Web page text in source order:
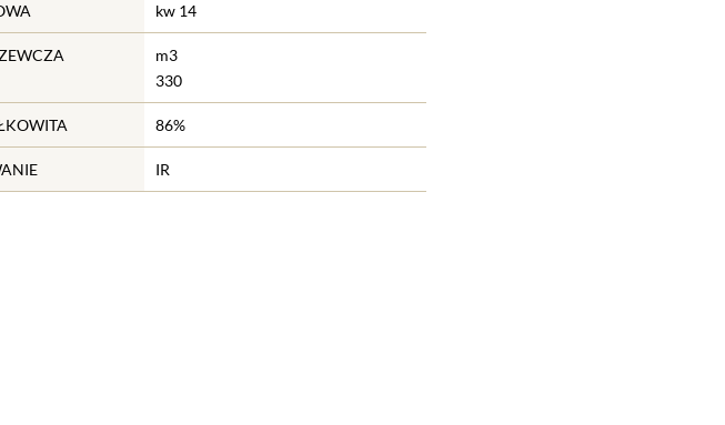
kw 14
m3
330
86%
IR